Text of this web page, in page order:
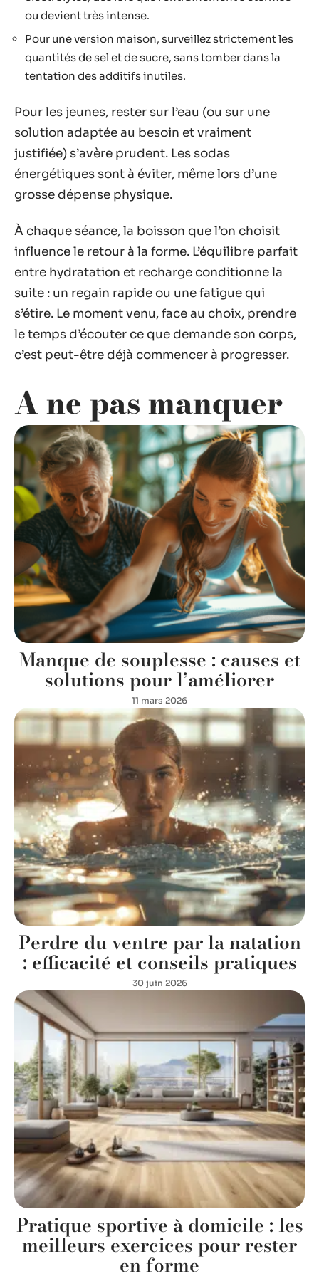
glycémique inutile. Quant aux recettes de
boissons sportives, elles répondent à un vrai
besoin lors d’un effort prolongé ; sinon, elles se
révèlent superflues. Moins d’ingrédients
L’eau pure, à privilégier pour les efforts en douceur
ou modérés.
Une boisson sportive, enrichie en glucides et
électrolytes, dès lors que l’entraînement s’éternise
Pour une version maison, surveillez strictement les
quantités de sel et de sucre, sans tomber dans la
tentation des additifs inutiles.
Pour les jeunes, rester sur l’eau (ou sur une
solution adaptée au besoin et vraiment
justifiée) s’avère prudent. Les sodas
grosse dépense physique.
À chaque séance, la boisson que l’on choisit
influence le retour à la forme. L’équilibre parfait
entre hydratation et recharge conditionne la
suite : un regain rapide ou une fatigue qui
s’étire. Le moment venu, face au choix, prendre
le temps d’écouter ce que demande son corps,
c’est peut-être déjà commencer à progresser.
A ne pas manquer
Manque de souplesse : causes et
solutions pour l’améliorer
11 mars 2026
Perdre du ventre par la natation
: efficacité et conseils pratiques